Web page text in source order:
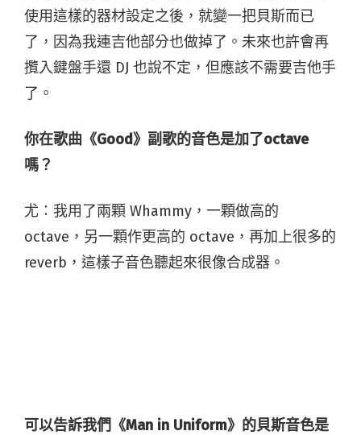
使用這樣的器材設定之後，就變一把貝斯而已
了，因為我連吉他部分也做掉了。未來也許會再
攬入鍵盤手還 DJ 也說不定，但應該不需要吉他手
了。
你在歌曲《Good》副歌的音色是加了octave
嗎？
尤：我用了兩顆 Whammy，一顆做高的
octave，另一顆作更高的 octave，再加上很多的
reverb，這樣子音色聽起來很像合成器。
可以告訴我們《Man in Uniform》的貝斯音色是